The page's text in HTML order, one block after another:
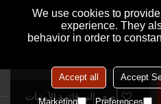
أضف إلى قائمة الأمنيات
والاحكامWe use cookies to
experience. They
behavior in order to
Accept
Accept all
Preferences
Marketing